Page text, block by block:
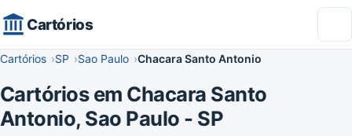
Cartórios
Cartórios SP Sao Paulo Chacara Santo Antonio
Cartórios em Chacara Santo
Antonio, Sao Paulo - SP